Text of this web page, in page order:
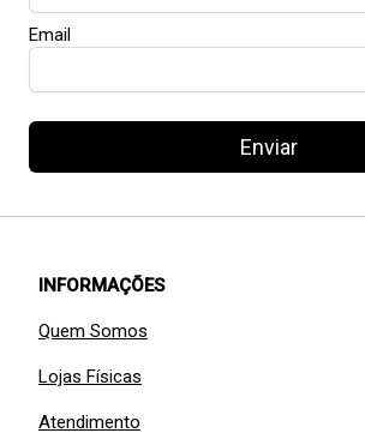
Email
Enviar
INFORMAÇÕES
Quem Somos
Lojas Físicas
Atendimento